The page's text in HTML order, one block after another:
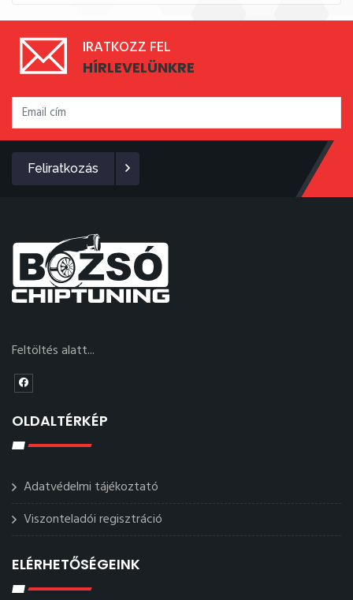
IRATKOZZ FEL
HÍRLEVELÜNKRE
Feliratkozás
Feltöltés alatt...
OLDALTÉRKÉP
Adatvédelmi tájékoztató
Viszonteladói regisztráció
ELÉRHETŐSÉGEINK